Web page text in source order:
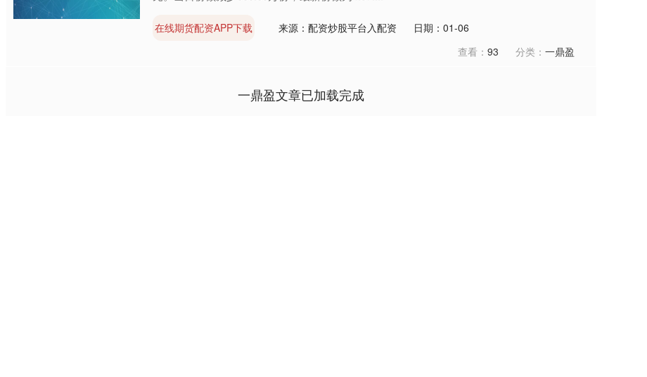
在线期货配资APP下载 来源：配资炒股平台入配资
日期：01-06
查看： 93 分类： 一鼎盈
一鼎盈文章已加载完成